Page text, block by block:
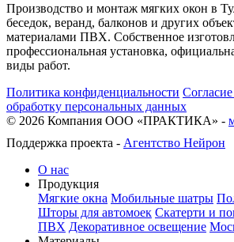
Производство и монтаж мягких окон в
беседок, веранд, балконов и других
материалами ПВХ. Собственное
профессиональная установка,
виды работ.
Политика конфиденциальности
обработку персональных данных
© 2026 Компания ООО «ПРАКТИКА» -
Поддержка проекта - Агентство Нейрон
О нас
Продукция
Мягкие окна Мобильные шатры
Шторы для автомоек Скатерти и
ПВХ Декоративное освещение